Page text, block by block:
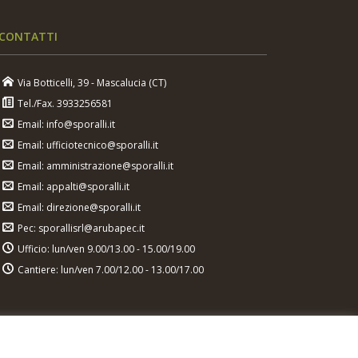
CONTATTI
Via Botticelli, 39 - Mascalucia (CT)
Tel./Fax. 3933256581
Email: info@sporalli.it
Email: ufficiotecnico@sporalli.it
Email: amministrazione@sporalli.it
Email: appalti@sporalli.it
Email: direzione@sporalli.it
Pec: sporallisrl@arubapec.it
Ufficio: lun/ven 9.00/13.00 - 15.00/19.00
Cantiere: lun/ven 7.00/12.00 - 13.00/17.00